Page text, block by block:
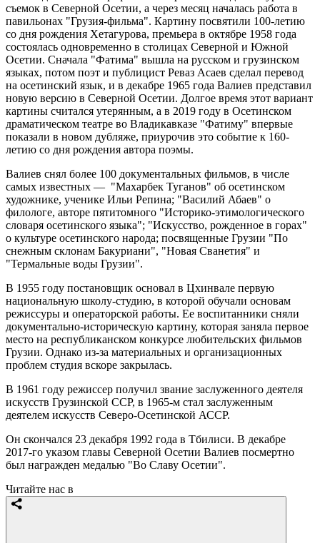
съемок в Северной Осетии, а через месяц началась работа в
павильонах "Грузия-фильма". Картину посвятили 100-летию
со дня рождения Хетагурова, премьера в октябре 1958 года
состоялась одновременно в столицах Северной и Южной
Осетии. Сначала "Фатима" вышла на русском и грузинском
языках, потом поэт и публицист Реваз Асаев сделал перевод
на осетинский язык, и в декабре 1965 года Валиев представил
новую версию в Северной Осетии. Долгое время этот вариант
картины считался утерянным, а в 2019 году в Осетинском
драматическом театре во Владикавказе "Фатиму" впервые
показали в новом дубляже, приурочив это событие к 160-
летию со дня рождения автора поэмы.
Валиев снял более 100 документальных фильмов, в числе
самых известных — "Махарбек Туганов" об осетинском
художнике, ученике Ильи Репина; "Василий Абаев" о
филологе, авторе пятитомного "Историко-этимологического
словаря осетинского языка"; "Искусство, рожденное в горах"
о культуре осетинского народа; посвященные Грузии "По
снежным склонам Бакуриани", "Новая Сванетия" и
"Термальные воды Грузии".
В 1955 году постановщик основал в Цхинвале первую
национальную школу-студию, в которой обучали основам
режиссуры и операторской работы. Ее воспитанники сняли
документально-историческую картину, которая заняла первое
место на республиканском конкурсе любительских фильмов
Грузии. Однако из-за материальных и организационных
проблем студия вскоре закрылась.
В 1961 году режиссер получил звание заслуженного деятеля
искусств Грузинской ССР, в 1965-м стал заслуженным
деятелем искусств Северо-Осетинской АССР.
Он скончался 23 декабря 1992 года в Тбилиси. В декабре
2017-го указом главы Северной Осетии Валиев посмертно
был награжден медалью "Во Славу Осетии".
Читайте нас в